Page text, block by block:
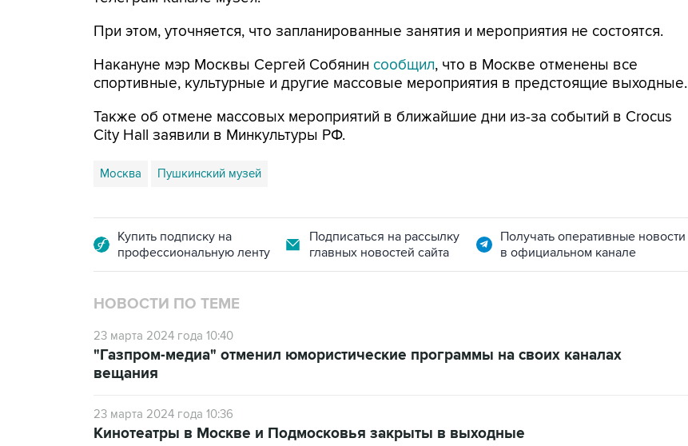
При этом, уточняется, что запланированные занятия и мероприятия не состоятся.
Накануне мэр Москвы Сергей Собянин сообщил, что в Москве отменены все
спортивные, культурные и другие массовые мероприятия в предстоящие выходные.
Также об отмене массовых мероприятий в ближайшие дни из-за событий в Crocus
City Hall заявили в Минкультуры РФ.
Москва Пушкинский музей
Купить подписку на
профессиональную ленту
Подписаться на рассылку
главных новостей сайта
Получать оперативные новости
в официальном канале
НОВОСТИ ПО ТЕМЕ
23 марта 2024 года 10:40
"Газпром-медиа" отменил юмористические программы на своих каналах
вещания
23 марта 2024 года 10:36
Кинотеатры в Москве и Подмосковья закрыты в выходные